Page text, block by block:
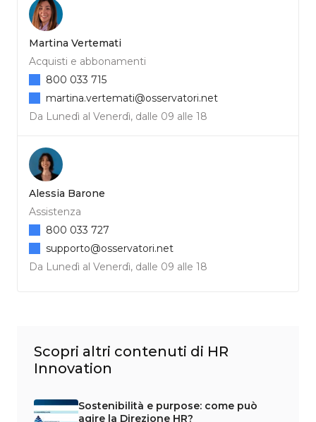
Martina Vertemati
Acquisti e abbonamenti
Da Lunedì al Venerdì, dalle 09 alle 18
800 033 715
martina.vertemati@osservatori.net
Alessia Barone
Assistenza
Da Lunedì al Venerdì, dalle 09 alle 18
800 033 727
supporto@osservatori.net
Scopri altri contenuti di HR
Innovation
Sostenibilità e purpose: come può
agire la Direzione HR?